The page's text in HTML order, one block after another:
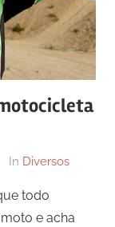
In Diversos
todo
e acha